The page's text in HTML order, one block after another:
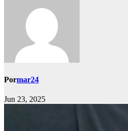
Pormar24
Jun 23, 2025